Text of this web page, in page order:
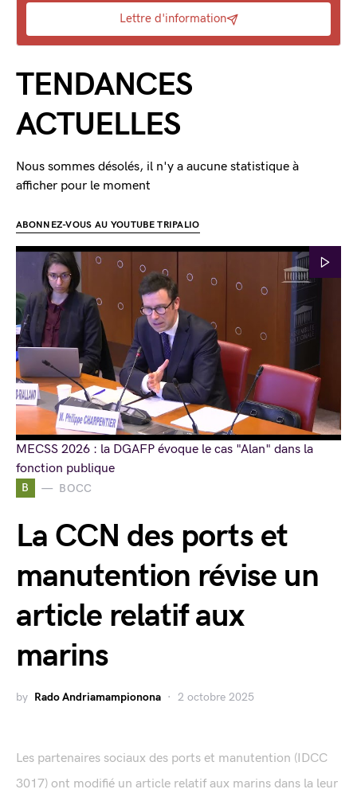
B BOCC
La CCN des ports et
manutention révise un
article relatif aux
marins
by Rado Andriamampionona 2 octobre 2025
Les partenaires sociaux des ports et manutention (IDCC
3017) ont modifié un article relatif aux marins dans la leur
Lettre d'information
TENDANCES
ACTUELLES
Nous sommes désolés, il n'y a aucune statistique à
afficher pour le moment
ABONNEZ-VOUS AU YOUTUBE TRIPALIO
MECSS 2026 : la DGAFP évoque le cas "Alan" dans la
fonction publique